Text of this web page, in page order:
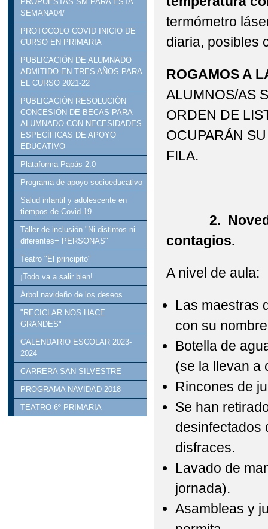
SEMANA04/
PROTOCOLO COVID INICIO DE
CURSO EN PRIMARIA
PUBLICACIÓN DE ALUMNADO
ADMITIDO EN TRES AÑOS PARA
EL CURSO 2021-22
PUBLICACIÓN RESOLUCIÓN
CONCESIÓN DE BECAS PARA
ALUMNADO CON NECESIDADES
ESPECÍFICAS DE APOYO
EDUCATIVO
Plataforma Papás 2.0
Programa de apoyo socioeducativo
Salud infantil y adolescente en
tiempos de Covid-19
Taller de inclusión "Ni distintos ni
diferentes= PERSONAS"
Teatro "El principito"
¡Todo va a salir bien!
Árbol navideño de los deseos
"RECICLAR NOS HACE
GRANDES"
CALENDARIO ESCOLAR 2023-
2024
CARRERA SAN SILVESTRE
PROGRAMA NAVIDAD 2018
TEATRO 6º PRIMARIA
termómetro
diaria, posibles
ROGAMOS A
ALUMNOS/AS
ORDEN DE
OCUPARÁN
FILA.
2.
contagios.
A nivel de aula:
Las maestras
con su
Botella de
(se la llevan a
Rincones de
Se han
desinfectados
disfraces.
Lavado de
jornada).
Asambleas y